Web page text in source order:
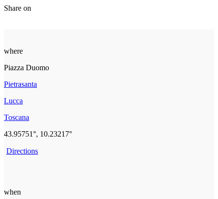
Share on
where
Piazza Duomo
Pietrasanta
Lucca
Toscana
43.95751°, 10.23217°
Directions
when